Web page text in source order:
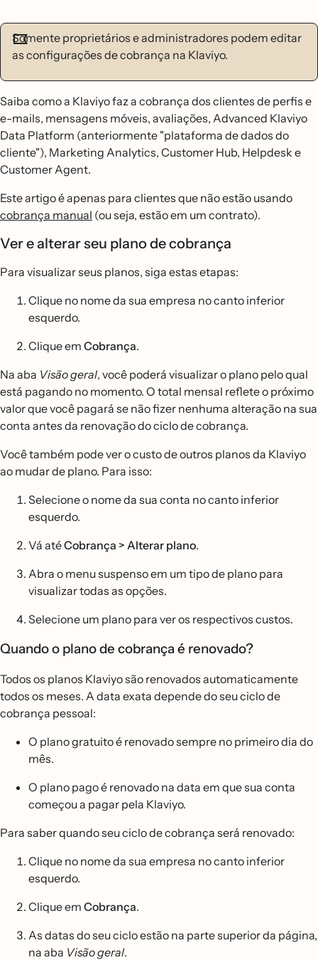
Somente proprietários e administradores podem editar
as configurações de cobrança na Klaviyo.
Saiba como a Klaviyo faz a cobrança dos clientes de perfis e
e-mails, mensagens móveis, avaliações, Advanced Klaviyo
Data Platform (anteriormente "plataforma de dados do
cliente"), Marketing Analytics, Customer Hub, Helpdesk e
Customer Agent.
Este artigo é apenas para clientes que não estão usando
cobrança manual (ou seja, estão em um contrato).
Ver e alterar seu plano de cobrança
Para visualizar seus planos, siga estas etapas:
Clique no nome da sua empresa no canto inferior
esquerdo.
Clique em Cobrança.
Na aba Visão geral, você poderá visualizar o plano pelo qual
está pagando no momento. O total mensal reflete o próximo
valor que você pagará se não fizer nenhuma alteração na sua
conta antes da renovação do ciclo de cobrança.
Você também pode ver o custo de outros planos da Klaviyo
ao mudar de plano. Para isso:
Selecione o nome da sua conta no canto inferior
esquerdo.
Vá atéCobrança > Alterar plano.
Abra o menu suspenso em um tipo de plano para
visualizar todas as opções.
Selecione um plano para ver os respectivos custos.
Quando o plano de cobrança é renovado?
Todos os planos Klaviyo são renovados automaticamente
todos os meses. A data exata depende do seu ciclo de
cobrança pessoal:
O plano gratuito é renovado sempre no primeiro dia do
mês.
O plano pago é renovado na data em que sua conta
começou a pagar pela Klaviyo.
Para saber quando seu ciclo de cobrança será renovado:
Clique no nome da sua empresa no canto inferior
esquerdo.
Clique em Cobrança.
As datas do seu ciclo estão na parte superior da página,
na aba Visão geral.